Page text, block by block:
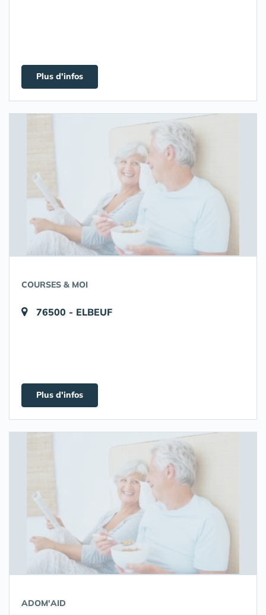
Plus d'infos
COURSES & MOI
76500 - ELBEUF
Plus d'infos
ADOM'AID